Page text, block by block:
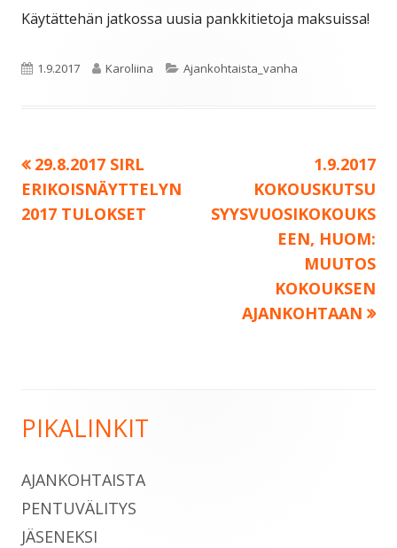
Käytättehän jatkossa uusia pankkitietoja maksuissa!
Julkaistu
1.9.2017 Kirjoittaja
Karoliina Kategoriat
Ajankohtaista_vanha
Artikkelien
selaus
Edellinen:
29.8.2017 SIRL
ERIKOISNÄYTTELYN
2017 TULOKSET
Seuraava:
1.9.2017
KOKOUSKUTSU
SYYSVUOSIKOKOUKS
EEN, HUOM:
MUUTOS
KOKOUKSEN
AJANKOHTAAN
Sivupalkki
PIKALINKIT
AJANKOHTAISTA
PENTUVÄLITYS
JÄSENEKSI